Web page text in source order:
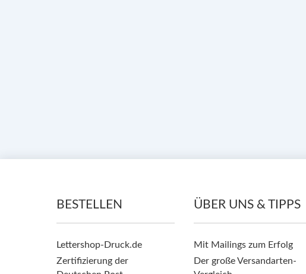
BESTELLEN
Lettershop-Druck.de
Zertifizierung der
ÜBER UNS & TIPPS
Mit Mailings zum Erfolg
Der große Versandarten-